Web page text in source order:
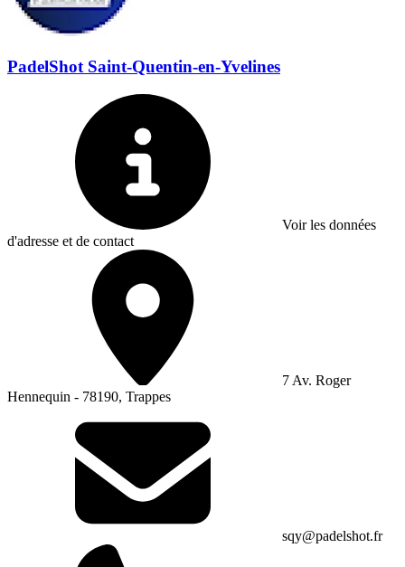
PadelShot Saint-Quentin-en-Yvelines
Voir les données
d'adresse et de contact
7 Av. Roger
Hennequin - 78190, Trappes
sqy@padelshot.fr